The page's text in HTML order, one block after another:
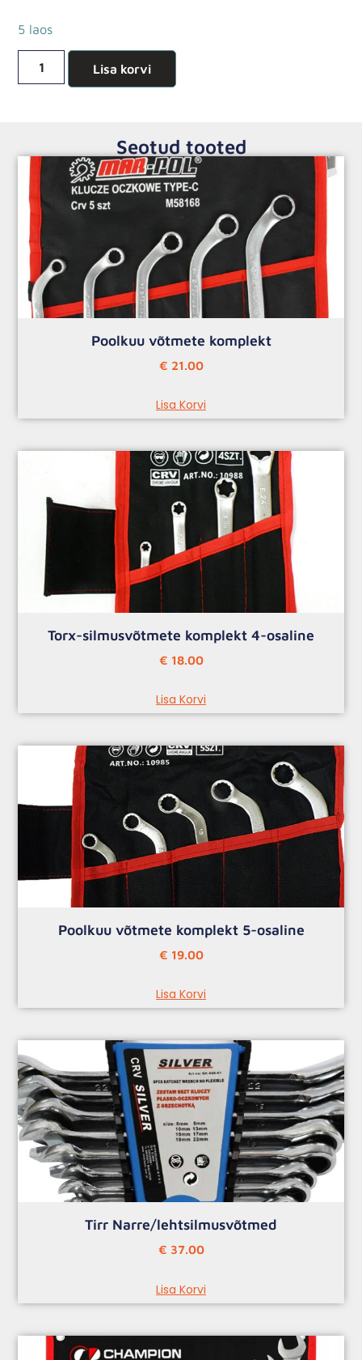
5 laos
Lisa korvi
Seotud tooted
Poolkuu võtmete komplekt
€ 21.00
Lisa Korvi
Torx-silmusvõtmete komplekt 4-osaline
€ 18.00
Lisa Korvi
Poolkuu võtmete komplekt 5-osaline
€ 19.00
Lisa Korvi
Tirr Narre/lehtsilmusvõtmed
€ 37.00
Lisa Korvi